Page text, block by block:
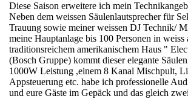
Diese Saison erweitere ich mein
Neben dem weissen Säulenlautsprecher für
Trauung sowie meiner weissen DJ Technik/
meine Hauptanlage bis 100 Personen in weiss
traditionsreichem amerikanischem Haus "
(Bosch Gruppe) kommt dieser elegante
1000W Leistung ,einem 8 Kanal Mischpult,
Appsteuerung etc. habe ich professionelle
und eure Gäste im Gepäck und das gleich